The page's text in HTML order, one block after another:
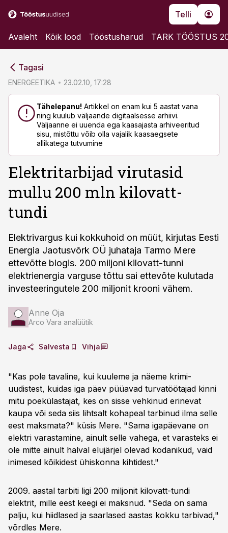
Telli
Avaleht Kõik lood Tööstusharud TARK TÖÖSTUS
Tagasi
ENERGEETIKA 23.02.10, 17:28
Tähelepanu! Artikkel on enam kui 5 aastat vana
ning kuulub väljaande digitaalsesse arhiivi.
Väljaanne ei uuenda ega kaasajasta arhiveeritud
sisu, mistõttu võib olla vajalik kaasaegsete
allikatega tutvumine
Elektritarbijad virutasid
mullu 200 mln kilovatt-
tundi
Elektrivargus kui kokkuhoid on müüt, kirjutas Eesti
Energia Jaotusvõrk OÜ juhataja Tarmo Mere
ettevõtte blogis. 200 miljoni kilovatt-tunni
elektrienergia varguse tõttu sai ettevõte kulutada
investeeringutele 200 miljonit krooni vähem.
Anne Oja
Arco Vara analüütik
Jaga Salvesta Vihja
"Kas pole tavaline, kui kuuleme ja näeme krimi-
uudistest, kuidas iga päev püüavad turvatöötajad kinni
mitu poekülastajat, kes on sisse vehkinud erinevat
kaupa või seda siis lihtsalt kohapeal tarbinud ilma selle
eest maksmata?" küsis Mere. "Sama igapäevane on
elektri varastamine, ainult selle vahega, et varasteks ei
ole mitte ainult halval elujärjel olevad kodanikud, vaid
inimesed kõikidest ühiskonna kihtidest."
2009. aastal tarbiti ligi 200 miljonit kilovatt-tundi
elektrit, mille eest keegi ei maksnud. "Seda on sama
palju, kui hiidlased ja saarlased aastas kokku tarbivad,"
võrdles Mere.